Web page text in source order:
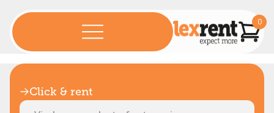
0
Click & rent